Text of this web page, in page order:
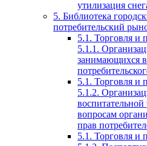
утилизация
5. Библиотека
потребительский
5.1. Торговля и
5.1.1.
занимающихся
5.1. Торговля и
5.1.2.
вопросам
прав
5.1. Торговля и